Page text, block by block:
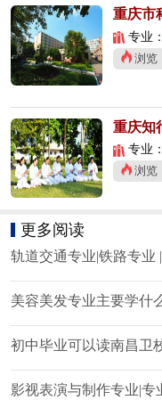
重庆市
专业：
浏览
重庆知
专业
浏览
更多阅读
轨道交通专业|铁路专业
美容美发专业主要学什
初中毕业可以读南昌卫
影视表演与制作专业|专